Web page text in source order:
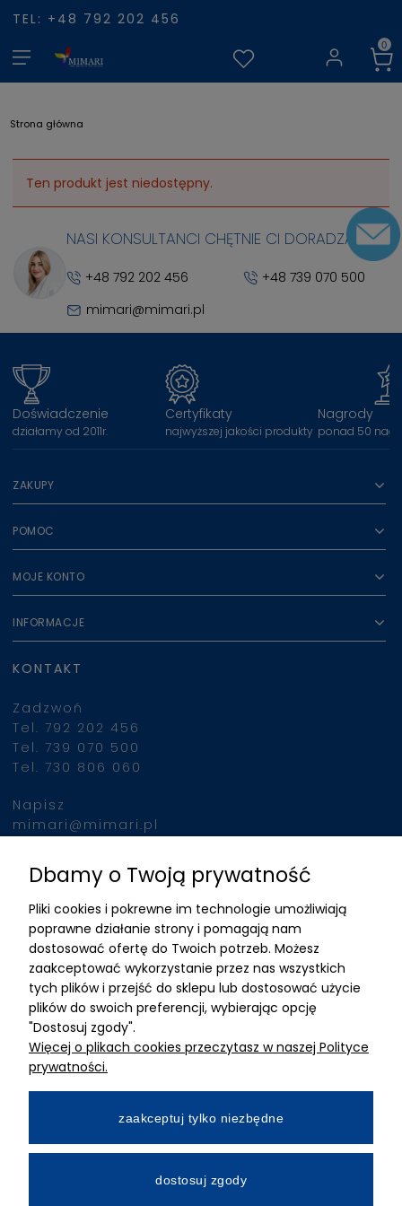
TEL: +48 792 202 456
Strona główna
Ten produkt jest niedostępny.
NASI KONSULTANCI CHĘTNIE CI DORADZĄ
+48 792 202 456
+48 739 070 500
mimari@mimari.pl
Doświadczenie
działamy od 2011r.
Certyfikaty
najwyższej jakości produkty
Nagrody
ponad 50
ZAKUPY
POMOC
MOJE KONTO
INFORMACJE
KONTAKT
Zadzwoń
Tel. 792 202 456
Tel. 739 070 500
Tel. 730 806 060
Napisz
mimari@mimari.pl
Znajdziesz nas
ADRES
MIMARI sp z o.o.
ul. Kurkowa 12
50-210 Wrocław
Dane rejestracyjne
NIP:8982325327
Wpłacony w całości
Numer konta bankowego
Dbamy o Twoją prywatność
Pliki cookies i pokrewne im technologie umożliwiają
poprawne działanie strony i pomagają nam
dostosować ofertę do Twoich potrzeb. Możesz
zaakceptować wykorzystanie przez nas wszystkich
tych plików i przejść do sklepu lub dostosować użycie
plików do swoich preferencji, wybierając opcję
"Dostosuj zgody".
Więcej o plikach cookies przeczytasz w naszej Polityce
prywatności.
zaakceptuj tylko niezbędne
dostosuj zgody